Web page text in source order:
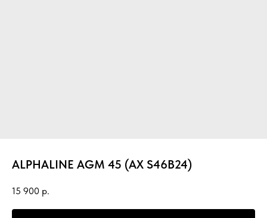
ALPHALINE AGM 45 (AX S46B24)
15 900 р.